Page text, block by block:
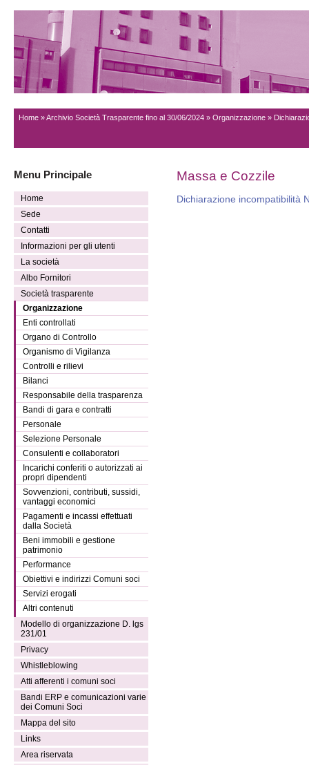
Home »Archivio Società Trasparente fino al 30/06/2024 » Organizzazione »
Menu Principale
Home
Sede
Contatti
Informazioni per gli utenti
La società
Albo Fornitori
Società trasparente
Organizzazione
Enti controllati
Organo di Controllo
Organismo di Vigilanza
Controlli e rilievi
Bilanci
Responsabile della trasparenza
Bandi di gara e contratti
Personale
Selezione Personale
Consulenti e collaboratori
Incarichi conferiti o autorizzati ai
propri dipendenti
Sovvenzioni, contributi, sussidi,
vantaggi economici
Pagamenti e incassi effettuati
dalla Società
Beni immobili e gestione
patrimonio
Performance
Obiettivi e indirizzi Comuni soci
Servizi erogati
Altri contenuti
Modello di organizzazione D. lgs
231/01
Privacy
Whistleblowing
Atti afferenti i comuni soci
Bandi ERP e comunicazioni varie
dei Comuni Soci
Mappa del sito
Links
Area riservata
Massa e Cozzile
Dichiarazione incompatibilità